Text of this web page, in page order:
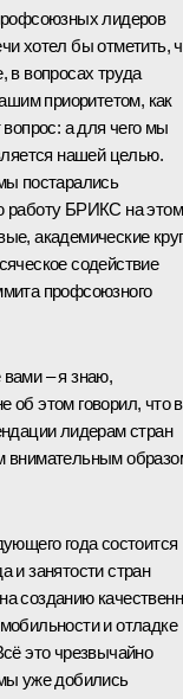
лидеров
хотел бы отметить,
в вопросах труда
приоритетом, как
а для чего мы
нашей целью.
постарались
работу БРИКС на этом
академические
содействие
профсоюзного
– я знаю,
об этом говорил, что
лидерам стран
года состоится
и занятости стран
созданию
и отладке
это чрезвычайно
уже добились